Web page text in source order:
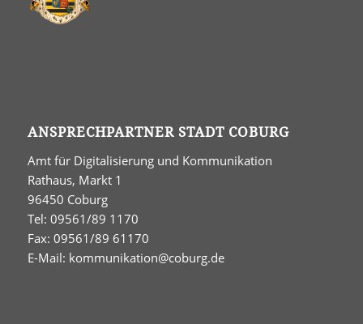
ANSPRECHPARTNER STADT COBURG
Amt für Digitalisierung und Kommunikation
Rathaus, Markt 1
96450 Coburg
Tel: 09561/89 1170
Fax: 09561/89 61170
E-Mail: kommunikation@coburg.de